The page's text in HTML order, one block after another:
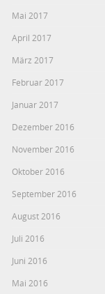
Mai 2017
April 2017
März 2017
Februar 2017
Januar 2017
Dezember 2016
November 2016
Oktober 2016
September 2016
August 2016
Juli 2016
Juni 2016
Mai 2016